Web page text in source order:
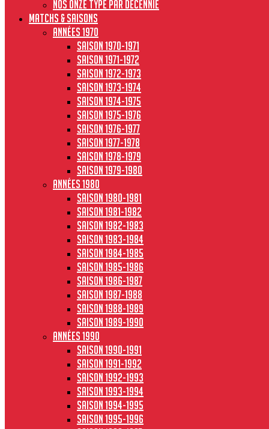
Nos onze type par décénnie
MATCHS & SAISONS
Années 1970
Saison 1970-1971
Saison 1971-1972
Saison 1972-1973
Saison 1973-1974
Saison 1974-1975
Saison 1975-1976
Saison 1976-1977
Saison 1977-1978
Saison 1978-1979
Saison 1979-1980
Années 1980
Saison 1980-1981
Saison 1981-1982
Saison 1982-1983
Saison 1983-1984
Saison 1984-1985
Saison 1985-1986
Saison 1986-1987
Saison 1987-1988
Saison 1988-1989
Saison 1989-1990
Années 1990
Saison 1990-1991
Saison 1991-1992
Saison 1992-1993
Saison 1993-1994
Saison 1994-1995
Saison 1995-1996